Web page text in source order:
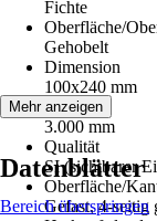
Fichte
Oberfläche/
Gehobelt
Dimension
100x240 mm
Länge
3.000 mm
Qualität
SI (sichtbarer
Oberfläche/
Gefast, 4-seitig
Mehr anzeigen
Datenblätter
Bereich überspringen